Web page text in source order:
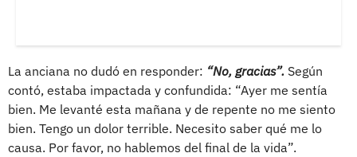
La anciana no dudó en responder: “No, gracias”. Según
contó, estaba impactada y confundida: “Ayer me sentía
bien. Me levanté esta mañana y de repente no me siento
bien. Tengo un dolor terrible. Necesito saber qué me lo
causa. Por favor, no hablemos del final de la vida”.